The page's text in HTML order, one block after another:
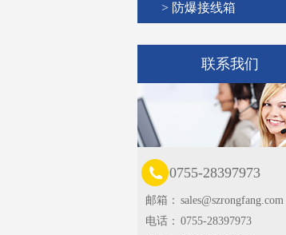
> 防爆接线箱
联系我们
0755-28397973
邮箱： sales@szrongfang.com
电话： 0755-28397973